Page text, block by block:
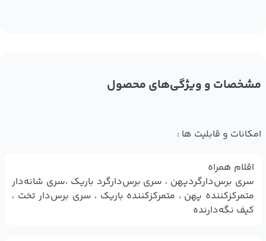
مشخصات و ویژگی‌های محصول
امکانات و قابلیت ها :
اقلام همراه
سری برس‌دارگردپهن ، سری برس‌دارگرد باریک ،سری شانه‌دار
متمرکز‌کننده پهن ، متمرکز‌کننده باریک ، سری برس‌دار تخت ،
کیف نگه‌دارنده